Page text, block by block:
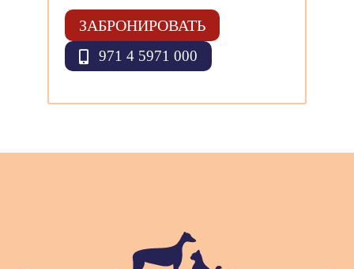
ЗАБРОНИРОВАТЬ
971 4 5971 000